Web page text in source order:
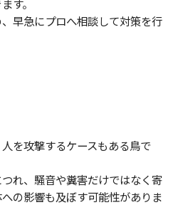
す。
早急にプロへ相談して対策を行
を攻撃するケースもある鳥で
れ、騒音や糞害だけではなく寄
の影響も及ぼす可能性がありま